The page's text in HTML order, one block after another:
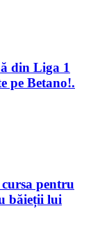
din Liga 1
pe Betano!.
pentru
băieții lui